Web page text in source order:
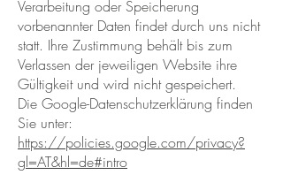
Verarbeitung oder Speicherung
vorbenannter Daten findet durch uns nicht
statt. Ihre Zustimmung behält bis zum
Verlassen der jeweiligen Website ihre
Gültigkeit und wird nicht gespeichert.
Die Google-Datenschutzerklärung finden
Sie unter:
https://policies.google.com/privacy?
gl=AT&hl=de#intro